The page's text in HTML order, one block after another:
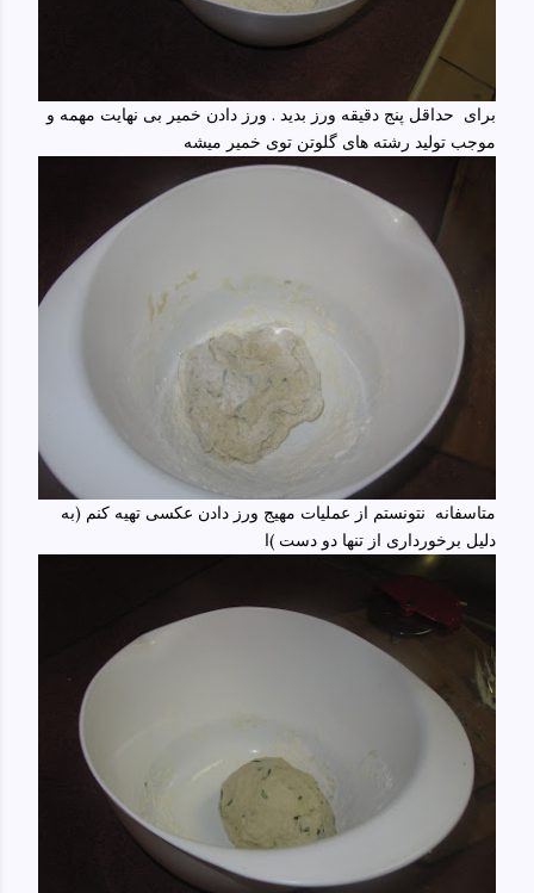
برای حداقل پنج دقیقه ورز بدید . ورز دادن خمیر بی نهایت مهمه و
موجب تولید رشته های گلوتن توی خمیر میشه
متاسفانه نتونستم از عملیات مهیج ورز دادن عکسی تهیه کنم (به
دلیل برخورداری از تنها دو دست )ا